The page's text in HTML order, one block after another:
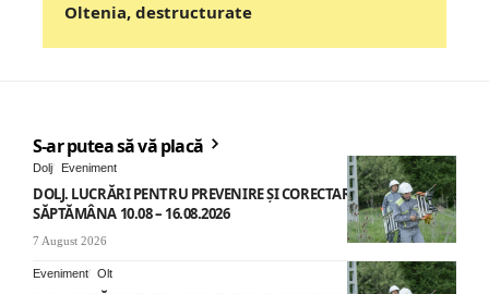
Oltenia, destructurate
S-ar putea să vă placă
Dolj Eveniment
DOLJ. LUCRĂRI PENTRU PREVENIRE ȘI CORECTARE AVARII –
SĂPTĂMÂNA 10.08 – 16.08.2026
7 August 2026
Eveniment Olt